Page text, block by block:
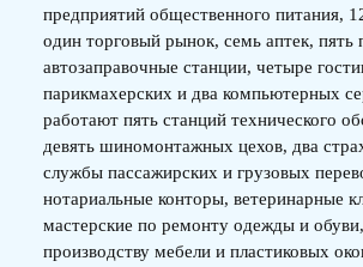
предприятий общественного питания,
один торговый рынок, семь аптек, пять
автозаправочные станции, четыре
парикмахерских и два компьютерных
работают пять станций технического
девять шиномонтажных цехов, два
службы пассажирских и грузовых
нотариальные конторы, ветеринарные
мастерские по ремонту одежды и
производству мебели и пластиковых